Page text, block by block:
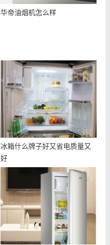
华帝油烟机怎么样
冰箱什么牌子好又省电质量又
好